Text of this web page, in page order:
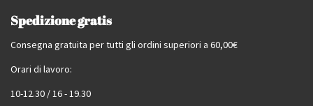
Spedizione gratis
Consegna gratuita per tutti gli ordini superiori a 60,00€
Orari di lavoro:
10-12.30 / 16 - 19.30